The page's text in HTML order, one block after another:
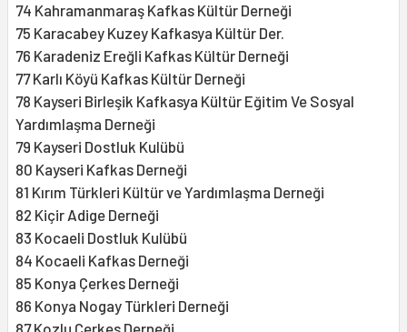
74 Kahramanmaraş Kafkas Kültür Derneği
75 Karacabey Kuzey Kafkasya Kültür Der.
76 Karadeniz Ereğli Kafkas Kültür Derneği
77 Karlı Köyü Kafkas Kültür Derneği
78 Kayseri Birleşik Kafkasya Kültür Eğitim Ve Sosyal
Yardımlaşma Derneği
79 Kayseri Dostluk Kulübü
80 Kayseri Kafkas Derneği
81 Kırım Türkleri Kültür ve Yardımlaşma Derneği
82 Kiçir Adige Derneği
83 Kocaeli Dostluk Kulübü
84 Kocaeli Kafkas Derneği
85 Konya Çerkes Derneği
86 Konya Nogay Türkleri Derneği